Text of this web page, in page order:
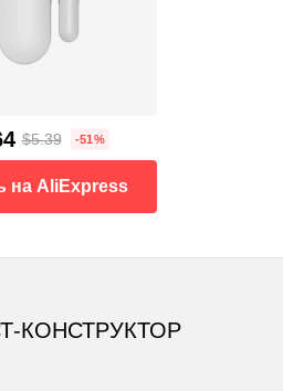
$5.39 -51%
на AliExpress
КОНСТРУКТОР